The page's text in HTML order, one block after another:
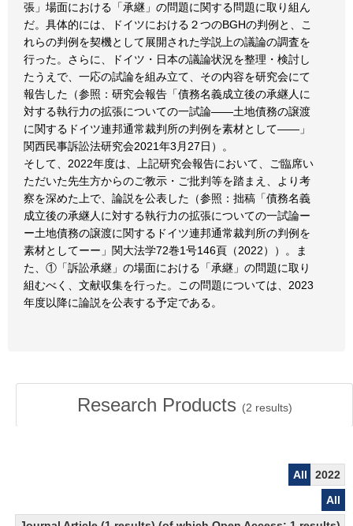
張」場面における「承継」の問題に関する問題に取り組ん
だ。具体的には、ドイツにおける２つのBGHの判例と、こ
れらの判例を契機として展開された学説上の議論の調査を
行った。さらに、ドイツ・日本の議論状況を整理・検討し
たうえで、一応の試論を組み立て、その内容を研究会にて
報告した（参照：研究会報告「債務名義成立後の承継人に
対する執行力の拡張についての一試論――土地債務の譲渡
に関するドイツ連邦通常裁判所の判例を素材として――」
関西民事訴訟法研究会2021年3月27日）。
そして、2022年度は、上記研究会報告において、ご臨席い
ただいた先生方からのご教示・ご批判等を踏まえ、より考
察を深めた上で、論説を公表した（参照：拙稿「債務名義
成立後の承継人に対する執行力の拡張についての一試論ー
ー土地債務の譲渡に関するドイツ連邦通常裁判所の判例を
素材としてーー」関大法学72巻1号146頁（2022））。ま
た、①「訴訟承継」の場面における「承継」の問題に取り
組むべく、文献収集を行った。この問題については、2023
年度以降に論説を公表する予定である。
Research Products (2 results)
All
2022
All